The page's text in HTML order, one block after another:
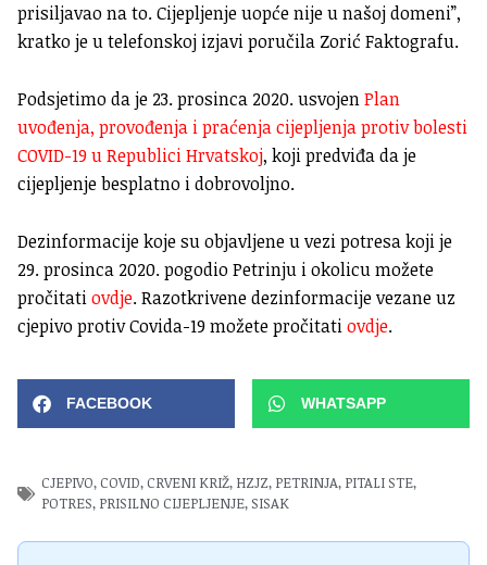
prisiljavao na to. Cijepljenje uopće nije u našoj domeni”,
kratko je u telefonskoj izjavi poručila Zorić Faktografu.
Podsjetimo da je 23. prosinca 2020. usvojenPlan
uvođenja, provođenja i praćenja cijepljenja protiv bolesti
COVID-19 u Republici Hrvatskoj, koji predviđa da je
cijepljenje besplatno i dobrovoljno.
Dezinformacije koje su objavljene u vezi potresa koji je
29. prosinca 2020. pogodio Petrinju i okolicu možete
pročitatiovdje. Razotkrivene dezinformacije vezane uz
cjepivo protiv Covida-19 možete pročitatiovdje.
FACEBOOK WHATSAPP
CJEPIVO,COVID,CRVENI KRIŽ, HZJZ, PETRINJA, PITALI STE,
POTRES, PRISILNO CIJEPLJENJE, SISAK